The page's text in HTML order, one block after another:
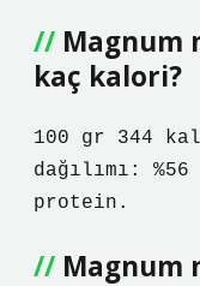
Magnum
kaç kalori?
100 gr 344
dağılımı:
protein.
Magnum